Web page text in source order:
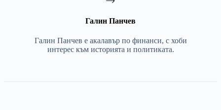
Галин Панчев
Галин Панчев е акалавър по финанси, с хоби
интерес към историята и политиката.